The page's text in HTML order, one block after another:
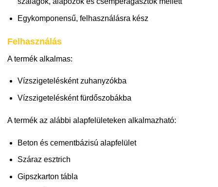
Egykomponensű, felhasználásra kész
Felhasználás
A termék alkalmas:
Vízszigetelésként zuhanyzókba
Vízszigetelésként fürdőszobákba
A termék az alábbi alapfelületeken alkalmazható:
Beton és cementbázisú alapfelület
Száraz esztrich
Gipszkarton tábla